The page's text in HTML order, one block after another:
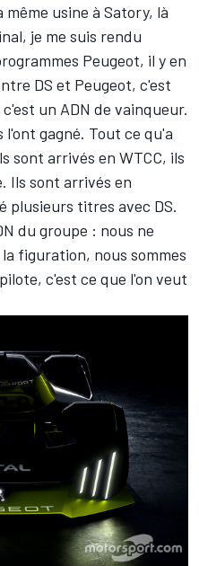
usine à Satory, là
je me suis rendu
Peugeot, il y en
DS et Peugeot, c'est
un ADN de vainqueur.
gagné. Tout ce qu'a
sont arrivés en WTCC, ils
Ils sont arrivés en
plusieurs titres avec DS.
du groupe : nous ne
figuration, nous sommes
c'est ce que l'on veut